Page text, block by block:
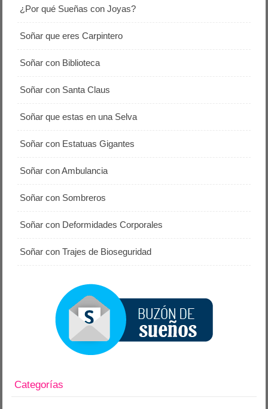
¿Por qué Sueñas con Joyas?
Soñar que eres Carpintero
Soñar con Biblioteca
Soñar con Santa Claus
Soñar que estas en una Selva
Soñar con Estatuas Gigantes
Soñar con Ambulancia
Soñar con Sombreros
Soñar con Deformidades Corporales
Soñar con Trajes de Bioseguridad
Categorías